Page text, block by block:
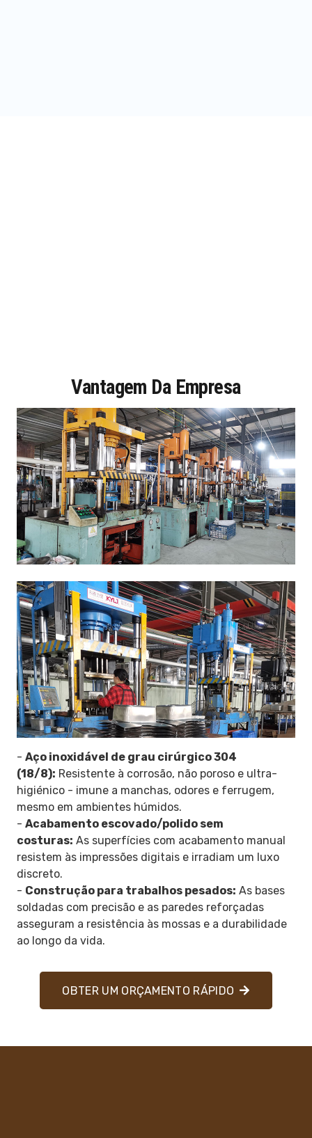
Vantagem Da Empresa
- Aço inoxidável de grau cirúrgico 304
(18/8): Resistente à corrosão, não poroso e ultra-
higiénico - imune a manchas, odores e ferrugem,
mesmo em ambientes húmidos.
- Acabamento escovado/polido sem
costuras: As superfícies com acabamento manual
resistem às impressões digitais e irradiam um luxo
discreto.
- Construção para trabalhos pesados: As bases
soldadas com precisão e as paredes reforçadas
asseguram a resistência às mossas e a durabilidade
ao longo da vida.
OBTER UM ORÇAMENTO RÁPIDO